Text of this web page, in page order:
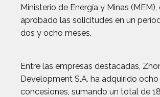
Ministerio de Energía y Minas (MEM),
aprobado las solicitudes en un
dos y ocho meses.
Entre las empresas destacadas,
Development S.A. ha adquirido ocho
concesiones, sumando un total de